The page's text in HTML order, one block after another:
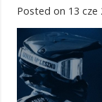
Posted on 13 cze